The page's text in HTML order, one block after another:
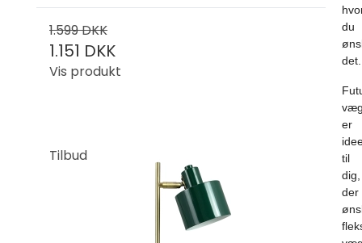
1.599 DKK
1.151 DKK
Vis produkt
Tilbud
du
det.
er
til
dig,
der